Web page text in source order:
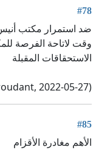
#78
ضد استمرار مكتب
وقت لاتاحة الفرصة
الاستحقاقات المقبلة
2022-05-27)
#85
الأهم مغادرة الأقزام